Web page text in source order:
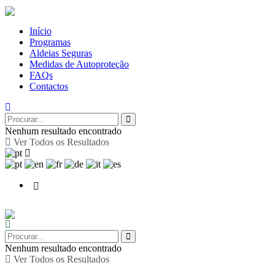
Início
Programas
Aldeias Seguras
Medidas de Autoproteção
FAQs
Contactos
Nenhum resultado encontrado
Ver Todos os Resultados
Nenhum resultado encontrado
Ver Todos os Resultados